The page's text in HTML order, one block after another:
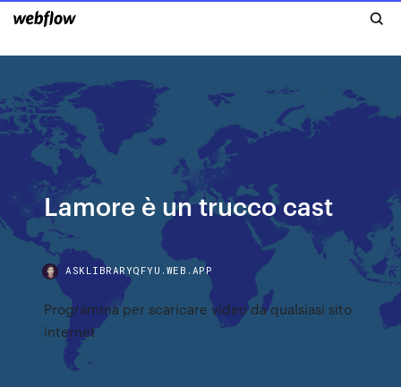
Lamore è un trucco cast
ASKLIBRARYQFYU.WEB.APP
Programma per scaricare video da qualsiasi sito
internet